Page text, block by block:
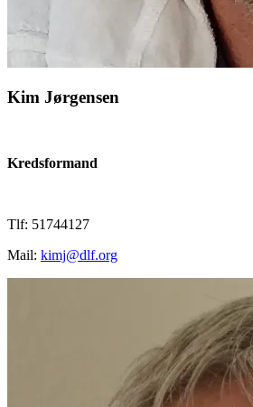
Kim Jørgensen
Kredsformand
Tlf: 51744127
Mail: kimj@dlf.org